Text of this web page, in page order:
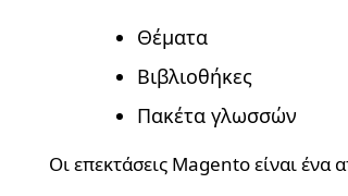
Θέματα
Βιβλιοθήκες
Πακέτα γλωσσών
Οι επεκτάσεις Magento είναι ένα